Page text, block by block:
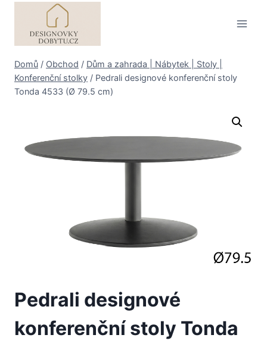
Domů / Obchod / Dům a zahrada | Nábytek | Stoly |
Konferenční stolky / Pedrali designové konferenční stoly
Tonda 4533 (Ø 79.5 cm)
Pedrali designové
konferenční stoly Tonda